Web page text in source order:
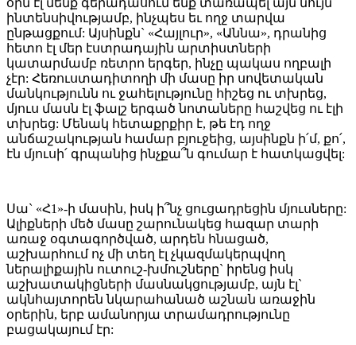
օրն էլ մենք գերադասում ենք տառապել այն նույն
ինտենսիվությամբ, ինչպես եւ ողջ տարվա
ընթացքում: Այսինքն` «Հայլուր», «Աննա», դրանից
հետո էլ մեր էստրադային արտիստների
կատարմամբ ռետրո երգեր, ինչը պակաս ողբալի
չէր: Հեռուստադիտողի մի մասը իր սովետական
մանկությունն ու ջահելությունը հիշեց ու տխրեց,
մյուս մասն էլ ֆալշ երգած նոտաները հաշվեց ու էլի
տխրեց: Մենակ հետաքրքիր է, թե էդ ողջ
անճաշակության համար բյուջեից, այսինքն ի՛մ, քո՛,
էն մյուսի՛ գրպանից ինչքա՞ն գումար է հատկացվել:
Սա` «Հ1»-ի մասին, իսկ ի՞նչ ցուցադրեցին մյուսները:
Ալիքների մեծ մասը շարունակեց հազար տարի
առաջ օգտագործված, արդեն հնացած,
աշխարհում ոչ մի տեղ էլ չկազմակերպվող
ներալիքային ուտուշ-խմուշները` իրենց իսկ
աշխատակիցների մասնակցությամբ, այն էլ`
ակնհայտորեն նկարահանած աշնան առաջին
օրերին, երբ ամանորյա տրամադրությունը
բացակայում էր: